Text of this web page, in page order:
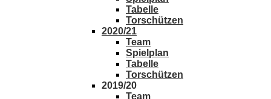
Tabelle
Torschützen
2020/21
Team
Spielplan
Tabelle
Torschützen
2019/20
Team